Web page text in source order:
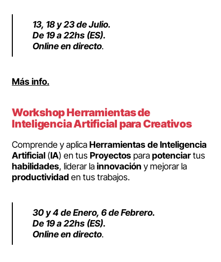
13, 18 y 23 de Julio.
De 19 a 22hs (ES).
Online en directo.
Más info.
Workshop Herramientas de
Inteligencia Artificial para Creativos
Comprende y aplicaHerramientas de Inteligencia
Artificial (IA) en tus Proyectos parapotenciartus
habilidades, liderar lainnovación y mejorar la
productividad en tus trabajos.
30 y 4 de Enero, 6 de Febrero.
De 19 a 22hs (ES).
Online en directo.